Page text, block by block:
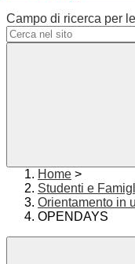
Campo di ricerca per
Home >
Studenti e
Orientamento in
OPENDAYS